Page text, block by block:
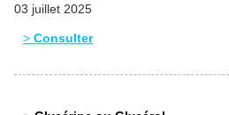
03 juillet 2025
Consulter